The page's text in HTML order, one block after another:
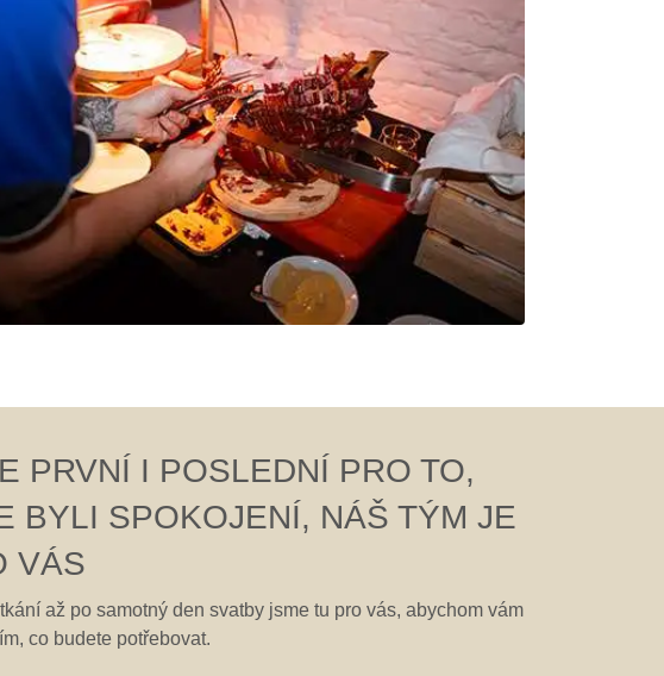
PRVNÍ I POSLEDNÍ PRO TO,
BYLI SPOKOJENÍ, NÁŠ TÝM JE
VÁS
až po samotný den svatby jsme tu pro vás, abychom vám
co budete potřebovat.